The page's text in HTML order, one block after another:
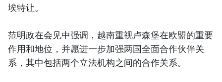
埃特让。
范明政在会见中强调，越南重视卢森堡在欧盟的重要
作用和地位，并愿进一步加强两国全面合作伙伴关
系，其中包括两个立法机构之间的合作关系。